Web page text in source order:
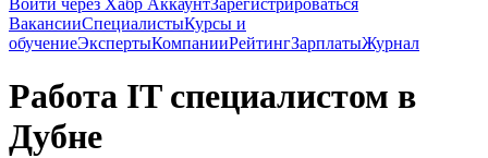
Войти через Хабр АккаунтЗарегистрироваться
ВакансииСпециалистыКурсы и
обучениеЭкспертыКомпанииРейтингЗарплатыЖурнал
Работа IT специалистом в
Дубне